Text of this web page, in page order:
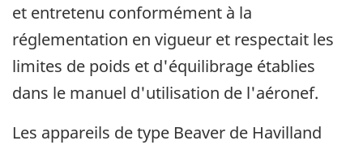
et entretenu conformément à la
réglementation en vigueur et respectait les
limites de poids et d'équilibrage établies
dans le manuel d'utilisation de l'aéronef.
Les appareils de type Beaver de Havilland